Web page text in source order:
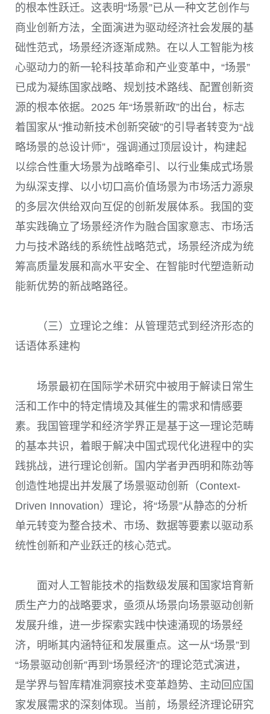
的根本性跃迁。这表明“场景”已从一种文艺创作与
商业创新方法，全面演进为驱动经济社会发展的基
础性范式，场景经济逐渐成熟。在以人工智能为核
心驱动力的新一轮科技革命和产业变革中，“场景”
已成为凝练国家战略、规划技术路线、配置创新资
源的根本依据。2025 年“场景新政”的出台，标志
着国家从“推动新技术创新突破”的引导者转变为“战
略场景的总设计师”，强调通过顶层设计，构建起
以综合性重大场景为战略牵引、以行业集成式场景
为纵深支撑、以小切口高价值场景为市场活力源泉
的多层次供给双向互促的创新发展体系。我国的变
革实践确立了场景经济作为融合国家意志、市场活
力与技术路线的系统性战略范式，场景经济成为统
筹高质量发展和高水平安全、在智能时代塑造新动
能新优势的新战略路径。
（三）立理论之维：从管理范式到经济形态的
话语体系建构
场景最初在国际学术研究中被用于解读日常生
活和工作中的特定情境及其催生的需求和情感要
素。我国管理学和经济学界正是基于这一理论范畴
的基本共识，着眼于解决中国式现代化进程中的实
践挑战，进行理论创新。国内学者尹西明和陈劲等
创造性地提出并发展了场景驱动创新（Context-
Driven Innovation）理论，将“场景”从静态的分析
单元转变为整合技术、市场、数据等要素以驱动系
统性创新和产业跃迁的核心范式。
面对人工智能技术的指数级发展和国家培育新
质生产力的战略要求，亟须从场景向场景驱动创新
发展升维，进一步探索实践中快速涌现的场景经
济，明晰其内涵特征和发展重点。这一从“场景”到
“场景驱动创新”再到“场景经济”的理论范式演进，
是学界与智库精准洞察技术变革趋势、主动回应国
家发展需求的深刻体现。当前，场景经济理论研究